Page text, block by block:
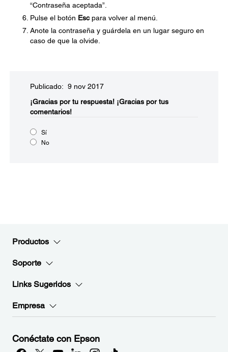
“Contraseña aceptada”.
Pulse el botón Escpara volver al menú.
Anote la contraseña y guárdela en un lugar seguro en
caso de que la olvide.
Publicado: 9 nov 2017
¡Gracias por tu respuesta! ¡Gracias por tus
comentarios!
Sí
No
Productos
Soporte
Links Sugeridos
Empresa
Conéctate con Epson